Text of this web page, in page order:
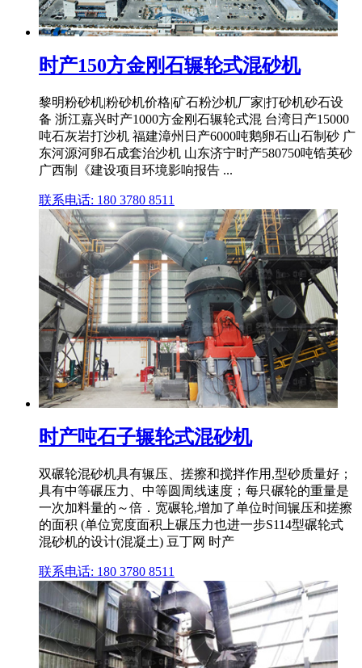
时产150方金刚石辗轮式混砂机
黎明粉砂机|粉砂机价格|矿石粉沙机厂家|打砂机砂石设
备 浙江嘉兴时产1000方金刚石辗轮式混 台湾日产15000
吨石灰岩打沙机 福建漳州日产6000吨鹅卵石山石制砂 广
东河源河卵石成套治沙机 山东济宁时产580750吨锆英砂
广西制《建设项目环境影响报告 ...
联系电话: 180 3780 8511
时产吨石子辗轮式混砂机
双碾轮混砂机具有辗压、搓擦和搅拌作用,型砂质量好；
具有中等碾压力、中等圆周线速度；每只碾轮的重量是
一次加料量的～倍．宽碾轮,增加了单位时间辗压和搓擦
的面积 (单位宽度面积上碾压力也进一步S114型碾轮式
混砂机的设计(混凝土) 豆丁网 时产
联系电话: 180 3780 8511